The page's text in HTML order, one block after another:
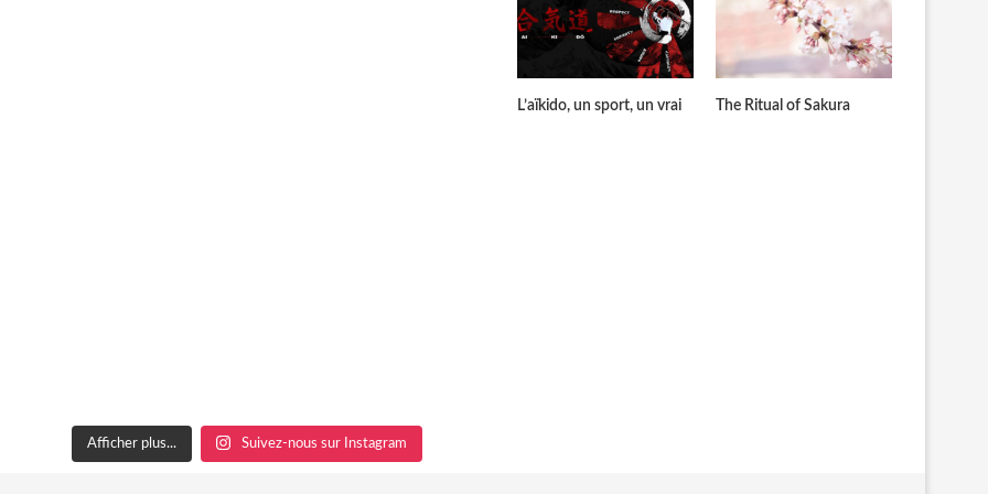
L’aïkido, un sport, un vrai The Ritual of Sakura
Afficher plus... Suivez-nous sur Instagram